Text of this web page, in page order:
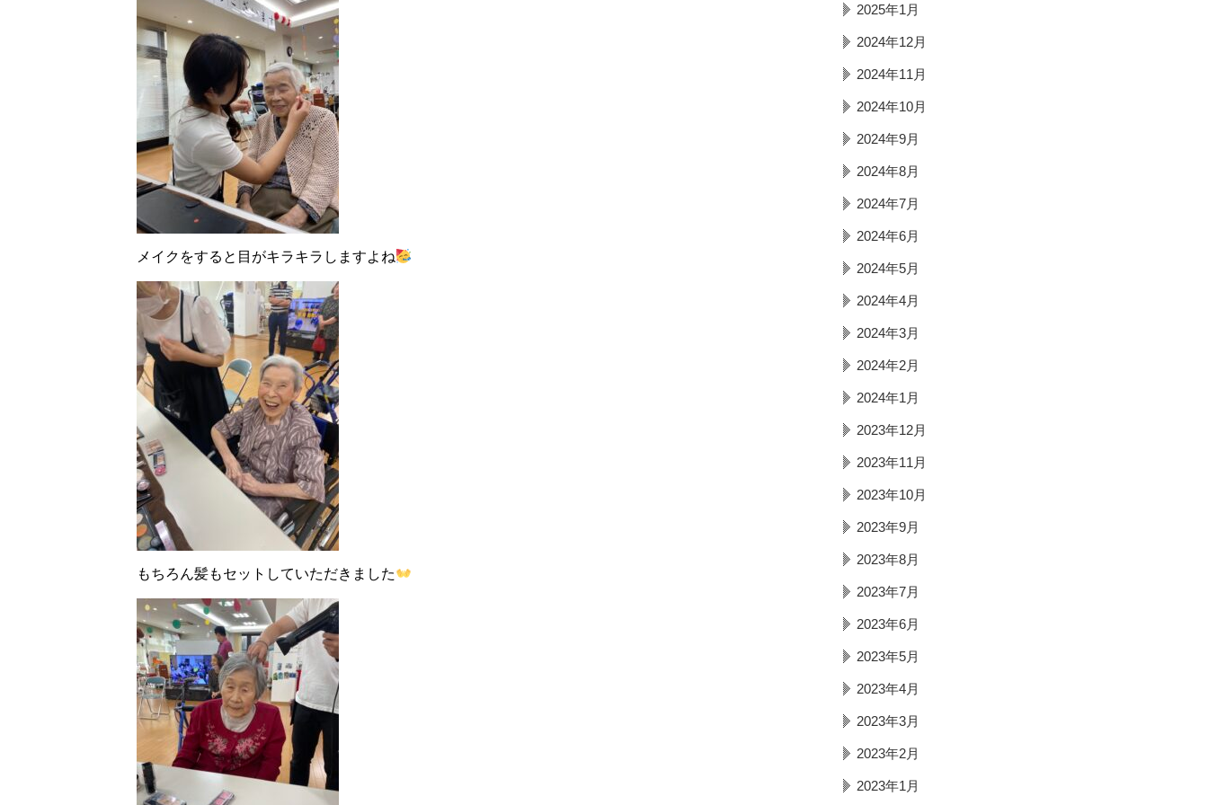
メイクをすると目がキラキラしますよね
もちろん髪もセットしていただきました
2025年1月
2024年12月
2024年11月
2024年10月
2024年9月
2024年8月
2024年7月
2024年6月
2024年5月
2024年4月
2024年3月
2024年2月
2024年1月
2023年12月
2023年11月
2023年10月
2023年9月
2023年8月
2023年7月
2023年6月
2023年5月
2023年4月
2023年3月
2023年2月
2023年1月